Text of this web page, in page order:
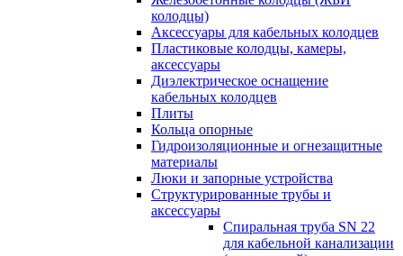
колодцы)
Аксессуары для кабельных колодцев
Пластиковые колодцы, камеры,
аксессуары
Диэлектрическое оснащение
кабельных колодцев
Плиты
Кольца опорные
Гидроизоляционные и огнезащитные
материалы
Люки и запорные устройства
Структурированные трубы и
аксессуары
Спиральная труба SN 22
для кабельной канализации